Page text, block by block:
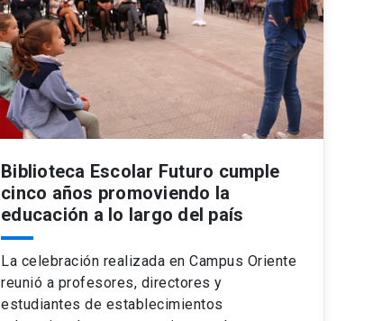
Biblioteca Escolar Futuro cumple
cinco años promoviendo la
educación a lo largo del país
La celebración realizada en Campus Oriente
reunió a profesores, directores y
estudiantes de establecimientos